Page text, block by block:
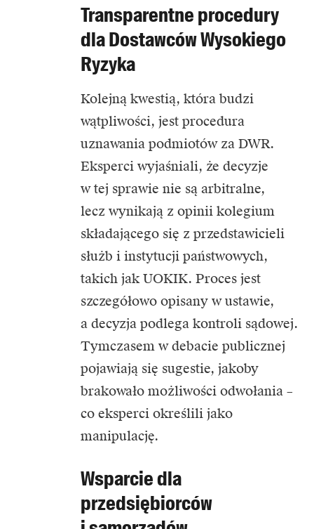
Transparentne procedury
dla Dostawców Wysokiego
Ryzyka
Kolejną kwestią, która budzi
wątpliwości, jest procedura
uznawania podmiotów za DWR.
Eksperci wyjaśniali, że decyzje
w tej sprawie nie są arbitralne,
lecz wynikają z opinii kolegium
składającego się z przedstawicieli
służb i instytucji państwowych,
takich jak UOKIK. Proces jest
szczegółowo opisany w ustawie,
a decyzja podlega kontroli sądowej.
Tymczasem w debacie publicznej
pojawiają się sugestie, jakoby
brakowało możliwości odwołania –
co eksperci określili jako
manipulację.
Wsparcie dla
przedsiębiorców